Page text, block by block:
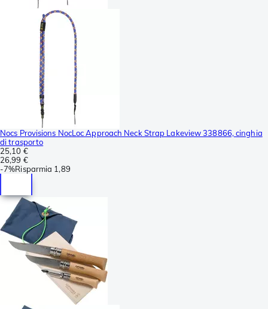
Nocs Provisions NocLoc Approach Neck Strap Lakeview 338866, cinghia
di trasporto
25,10 €
26,99 €
-7%Risparmia 1,89